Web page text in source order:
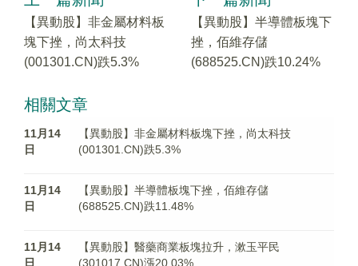
【異動股】非金屬材料板
塊下挫，尚太科技
(001301.CN)跌5.3%
【異動股】半導體板塊下
挫，佰維存儲
(688525.CN)跌10.24%
相關文章
11月14
日
【異動股】非金屬材料板塊下挫，尚太科技
(001301.CN)跌5.3%
11月14
日
【異動股】半導體板塊下挫，佰維存儲
(688525.CN)跌11.48%
11月14
日
【異動股】醫藥商業板塊拉升，漱玉平民
(301017.CN)漲20.03%